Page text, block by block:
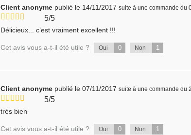
Client anonyme publié le 14/11/2017 suite à une commande du
5/5
Délicieux... c’est vraiment excellent !!!
Cet avis vous a-t-il été utile ? Oui 0 Non 1
Client anonyme publié le 07/11/2017 suite à une commande du
5/5
très bien
Cet avis vous a-t-il été utile ? Oui 0 Non 1